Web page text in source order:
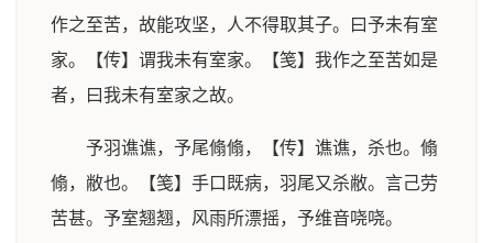
作之至苦，故能攻坚，人不得取其子。曰予未有室
家。【传】谓我未有室家。【笺】我作之至苦如是
者，曰我未有室家之故。
予羽谯谯，予尾翛翛，【传】谯谯，杀也。翛
翛，敝也。【笺】手口既病，羽尾又杀敝。言己劳
苦甚。予室翘翘，风雨所漂摇，予维音哓哓。